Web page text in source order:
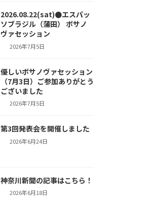
2026.08.22(sat)●エスパッ
ソブラジル（蒲田） ボサノ
ヴァセッション
2026年7月5日
優しいボサノヴァセッション
（7月3日）ご参加ありがとう
ございました
2026年7月5日
第3回発表会を開催しました
2026年6月24日
神奈川新聞の記事はこちら！
2026年6月18日